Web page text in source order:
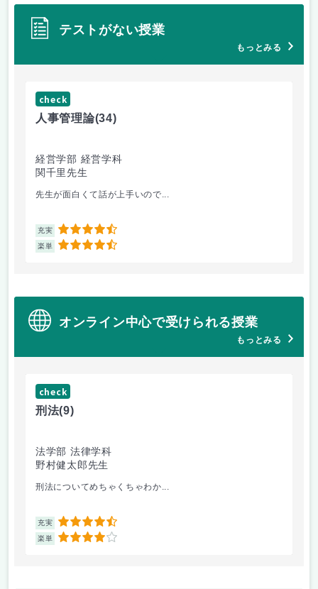
テストがない授業
もっとみる
check
人事管理論(34)
経営学部 経営学科
関千里先生
先生が面白くて話が上手いので...
充実 4.5
楽単 4.5
オンライン中心で受けられる授業
もっとみる
check
刑法(9)
法学部 法律学科
野村健太郎先生
刑法についてめちゃくちゃわか...
充実 4.5
楽単 4